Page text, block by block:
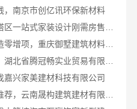
，南京市创亿讯环保新材料
本地装配式别墅建造零增项，重庆御墅建筑材料有限公司省心建房
嘉兴家美建材科技有限公司